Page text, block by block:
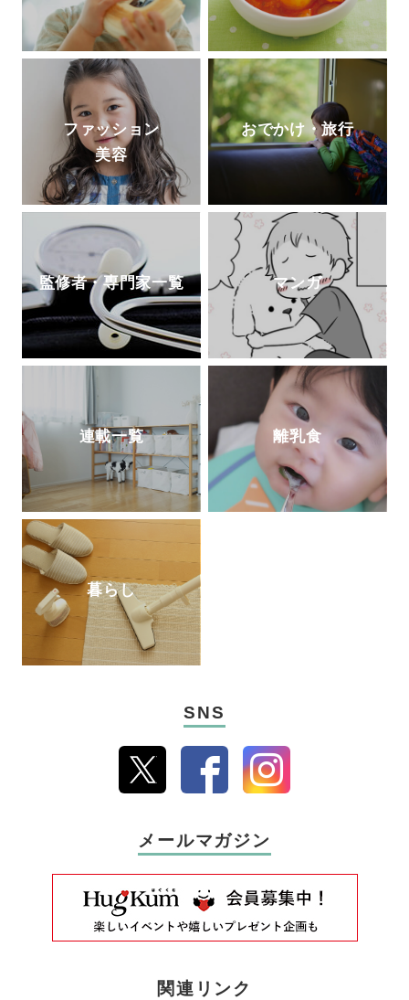
ファッション
美容
おでかけ・旅行
監修者・専門家一覧 マンガ
連載一覧 離乳食
暮らし
SNS
メールマガジン
関連リンク